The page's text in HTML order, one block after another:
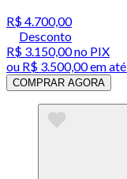
R$ 4.700,00
Desconto
R$ 3.150,00no PIX
ou R$ 3.500,00em até
COMPRAR AGORA